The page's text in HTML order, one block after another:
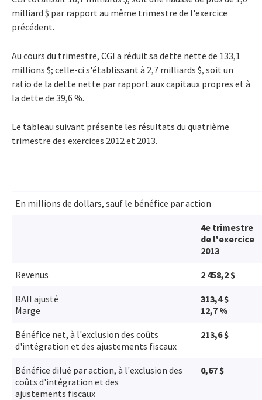
milliard $ par rapport au même trimestre de l'exercice
précédent.
Au cours du trimestre, CGI a réduit sa dette nette de 133,1
millions $; celle-ci s'établissant à 2,7 milliards $, soit un
ratio de la dette nette par rapport aux capitaux propres et à
la dette de 39,6 %.
Le tableau suivant présente les résultats du quatrième
trimestre des exercices 2012 et 2013.
En millions de dollars, sauf le bénéfice par action
4e trimestre
de l'exercice
2013
Revenus 2 458,2 $
BAII ajusté
Marge
313,4 $
12,7 %
Bénéfice net, à l'exclusion des coûts
d'intégration et des ajustements fiscaux
213,6 $
Bénéfice dilué par action, à l'exclusion des
coûts d'intégration et des
ajustements fiscaux
0,67 $